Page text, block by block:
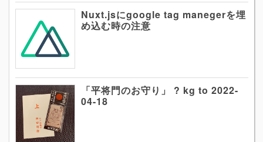
Nuxt.jsにgoogle tag manegerを埋
め込む時の注意
「平将門のお守り」 ? kg to 2022-
04-18